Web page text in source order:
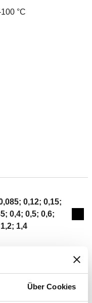
Über Cookies
°C
0,12; 0,15;
0,4; 0,5; 0,6;
1,4